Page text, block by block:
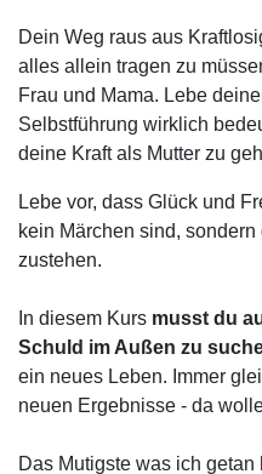
Dein Weg raus aus
alles allein tragen zu
Frau und Mama. Lebe
Selbstführung wirklich
deine Kraft als Mutter zu
Lebe vor, dass Glück und
kein Märchen sind,
zustehen.
In diesem Kurs musst du
Schuld im Außen zu
ein neues Leben. Immer
neuen Ergebnisse - da
Das Mutigste was ich